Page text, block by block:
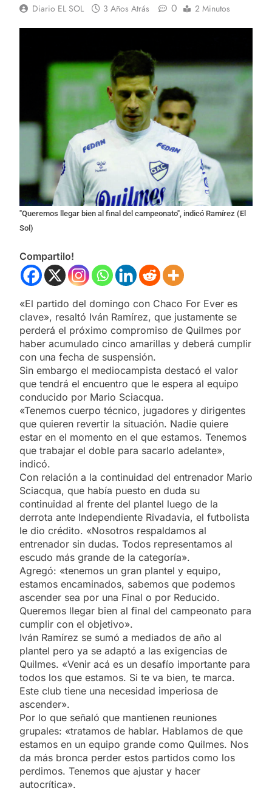
Diario EL SOL 3 Años Atrás 0 2 Minutos
"Queremos llegar bien al final del campeonato", indicó Ramírez (El
Sol)
Compartilo!
«El partido del domingo con Chaco For Ever es
clave», resaltó Iván Ramírez, que justamente se
perderá el próximo compromiso de Quilmes por
haber acumulado cinco amarillas y deberá cumplir
con una fecha de suspensión.
Sin embargo el mediocampista destacó el valor
que tendrá el encuentro que le espera al equipo
conducido por Mario Sciacqua.
«Tenemos cuerpo técnico, jugadores y dirigentes
que quieren revertir la situación. Nadie quiere
estar en el momento en el que estamos. Tenemos
que trabajar el doble para sacarlo adelante»,
indicó.
Con relación a la continuidad del entrenador Mario
Sciacqua, que había puesto en duda su
continuidad al frente del plantel luego de la
derrota ante Independiente Rivadavia, el futbolista
le dio crédito. «Nosotros respaldamos al
entrenador sin dudas. Todos representamos al
escudo más grande de la categoría».
Agregó: «tenemos un gran plantel y equipo,
estamos encaminados, sabemos que podemos
ascender sea por una Final o por Reducido.
Queremos llegar bien al final del campeonato para
cumplir con el objetivo».
Iván Ramírez se sumó a mediados de año al
plantel pero ya se adaptó a las exigencias de
Quilmes. «Venir acá es un desafío importante para
todos los que estamos. Si te va bien, te marca.
Este club tiene una necesidad imperiosa de
ascender».
Por lo que señaló que mantienen reuniones
grupales: «tratamos de hablar. Hablamos de que
estamos en un equipo grande como Quilmes. Nos
da más bronca perder estos partidos como los
perdimos. Tenemos que ajustar y hacer
autocrítica».